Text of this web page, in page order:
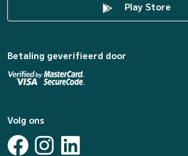
Play Store
Betaling geverifieerd door
Volg ons